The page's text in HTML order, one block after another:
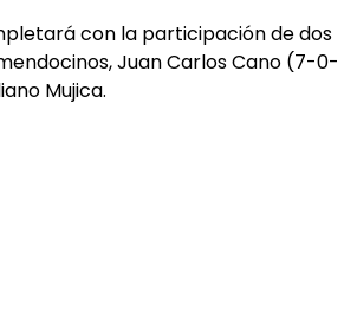
con la participación de dos
Juan Carlos Cano (7-0-
Mujica.